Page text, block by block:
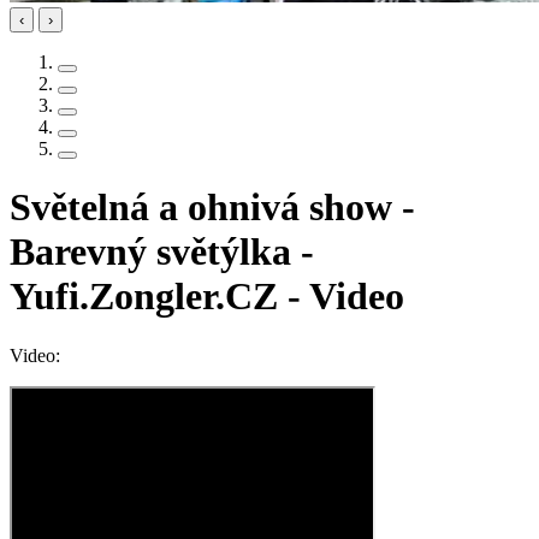
‹ ›
Světelná a ohnivá show -
Barevný světýlka -
Yufi.Zongler.CZ - Video
Video: